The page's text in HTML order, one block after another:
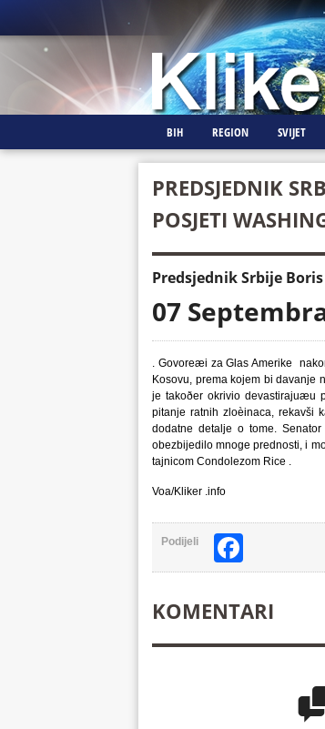
BIH REGION SVIJET
PREDSJEDNIK
POSJETI
Predsjednik Srbije
07
. Govoreæi za Glas Amerike
Kosovu, prema kojem bi davanje
je takoðer okrivio devastirajuæu
pitanje ratnih zloèinaca, rekavši
dodatne detalje o tome.
obezbijedilo mnoge prednosti, i
tajnicom Condolezom Rice .
Voa/Kliker .info
Podijeli
KOMENTARI